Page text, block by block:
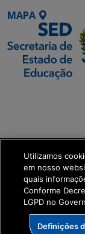
MAPA
get_footer();
Utilizamos
em nosso
quais
Conforme
LGPD no
Definições